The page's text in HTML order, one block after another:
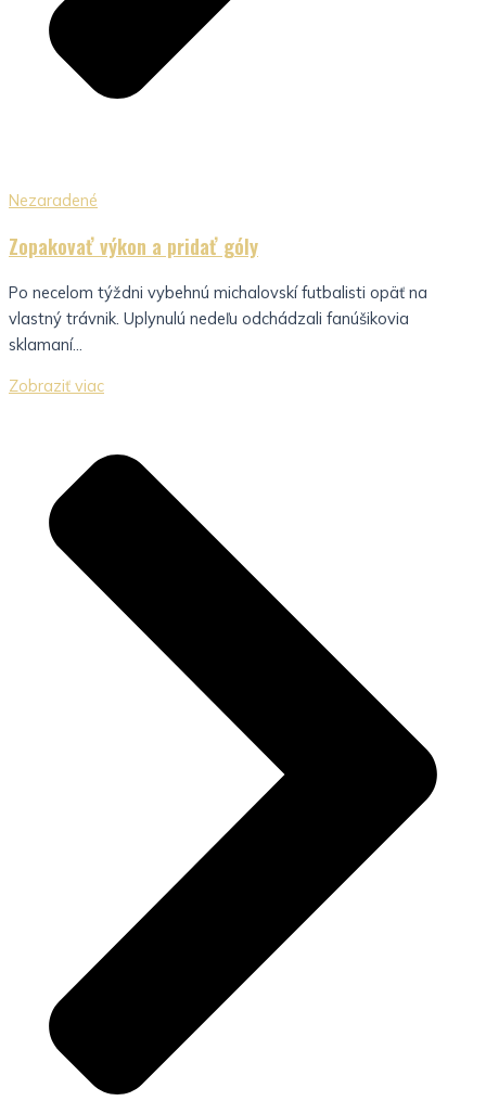
Nezaradené
Zopakovať výkon a pridať góly
Po necelom týždni vybehnú michalovskí futbalisti opäť na
vlastný trávnik. Uplynulú nedeľu odchádzali fanúšikovia
sklamaní...
Zobraziť viac